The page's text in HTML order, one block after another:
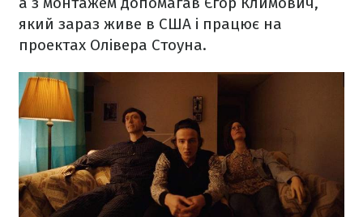
який зараз живе в США і працює на
проектах Олівера Стоуна.